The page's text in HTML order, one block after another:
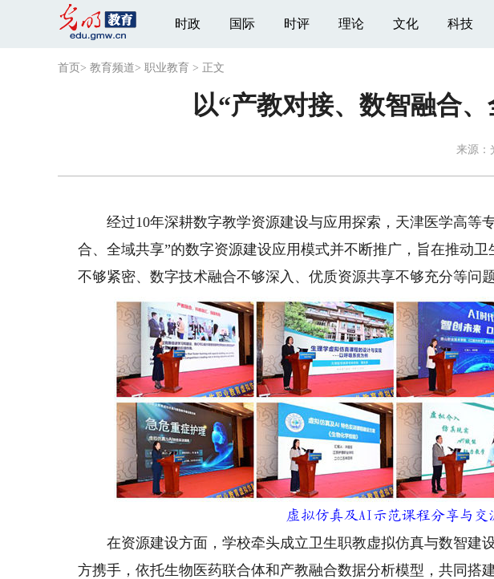
时政 国际 时评 理论 文化 科技
首页 > 教育频道> 职业教育 > 正文
以“产教对接、数智融合
来源：
经过10年深耕数字教学资源建设与应用探索，天津医学高等
合、全域共享”的数字资源建设应用模式并不断推广，旨在推动
不够紧密、数字技术融合不够深入、优质资源共享不够充分等问题
虚拟仿真及AI示范课程分享与交
在资源建设方面，学校牵头成立卫生职教虚拟仿真与数智建
方携手，依托生物医药联合体和产教融合数据分析模型，共同搭